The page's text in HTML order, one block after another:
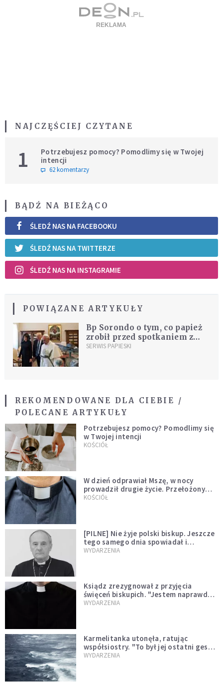
NAJCZĘŚCIEJ CZYTANE
1
Potrzebujesz pomocy? Pomodlimy się w Twojej
intencji
62 komentarzy
BĄDŹ NA BIEŻĄCO
ŚLEDŹ NAS NA FACEBOOKU
ŚLEDŹ NAS NA TWITTERZE
ŚLEDŹ NAS NA INSTAGRAMIE
POWIĄZANE ARTYKUŁY
Bp Sorondo o tym, co papież
zrobił przed spotkaniem z
Trumpem
SERWIS PAPIESKI
REKOMENDOWANE DLA CIEBIE /
POLECANE ARTYKUŁY
Potrzebujesz pomocy? Pomodlimy się
w Twojej intencji
KOŚCIÓŁ
W dzień odprawiał Mszę, w nocy
prowadził drugie życie. Przełożony
kazał mu opuścić zakon
KOŚCIÓŁ
[PILNE] Nie żyje polski biskup. Jeszcze
tego samego dnia spowiadał i
sprawował Mszę świętą
WYDARZENIA
Ksiądz zrezygnował z przyjęcia
święceń biskupich. "Jestem naprawdę
niegodny"
WYDARZENIA
Karmelitanka utonęła, ratując
współsiostry. "To był jej ostatni gest
miłości"
WYDARZENIA